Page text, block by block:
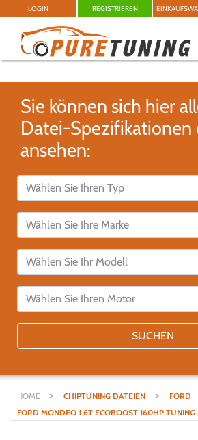
LOGIN REGISTRIEREN
Sie können sich hier
Datei-Spezifikationen
ansehen:
SUCHEN
HOME > CHIPTUNING DATEIEN > FORD
FORD MONDEO 1.6T ECOBOOST 160HP